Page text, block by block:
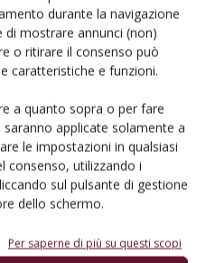
durante la navigazione
mostrare annunci (non)
o ritirare il consenso può
caratteristiche e funzioni.
a quanto sopra o per fare
applicate solamente a
le impostazioni in qualsiasi
consenso, utilizzando i
sul pulsante di gestione
dello schermo.
Per saperne di più su questi scopi
aziende
e Prodotti